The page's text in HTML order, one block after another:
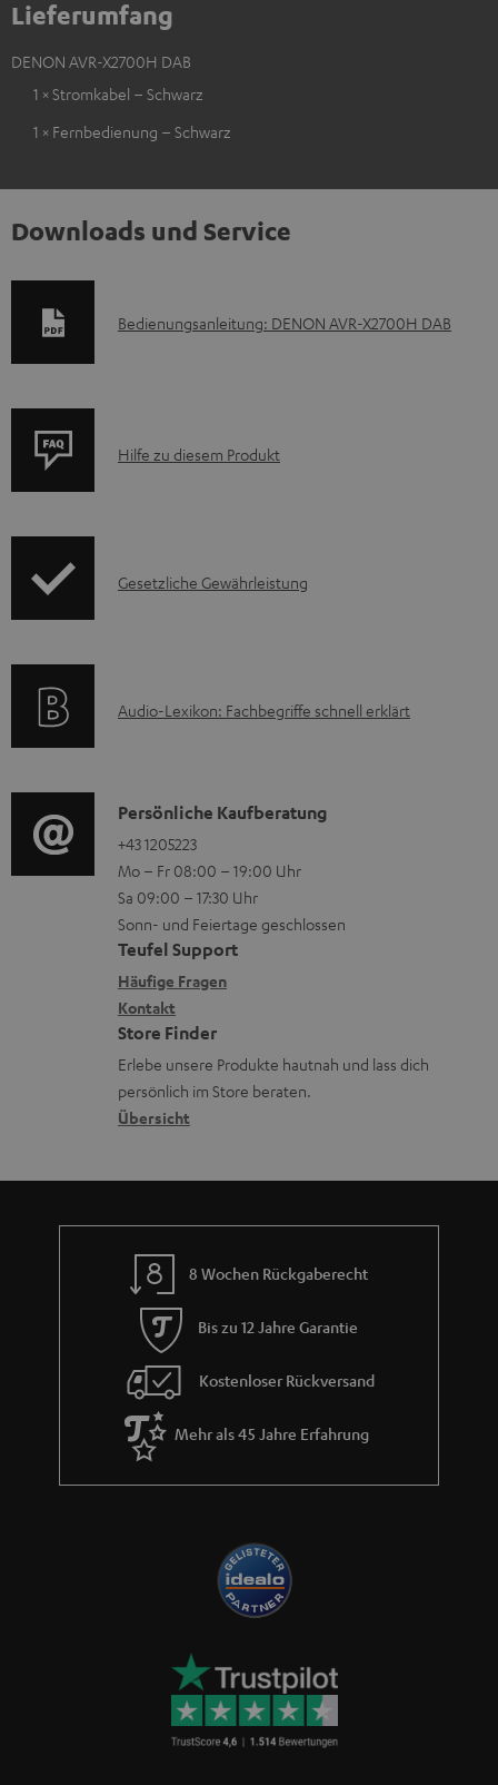
Lieferumfang
DENON AVR-X2700H DAB
1 × Stromkabel – Schwarz
1 × Fernbedienung – Schwarz
Downloads und Service
D
m
e
H
u
n
t
e
r
l
a
d
e
n
Bedienungsanleitung: DENON AVR-X2700H DAB
P
u
A
Hilfe zu diesem Produkt
I
r
t
i
o
n
e
n
z
u
r
G
r
a
Gesetzliche Gewährleistung
A
i
o
-
L
e
x
i
k
o
n
Audio-Lexikon: Fachbegriffe schnell erklärt
K
o
n
t
a
k
t
d
a
t
n
Persönliche Kaufberatung
+43 1205223
Mo – Fr 08:00 – 19:00 Uhr
Sa 09:00 – 17:30 Uhr
Sonn- und Feiertage geschlossen
Teufel Support
Häufige Fragen
Kontakt
Store Finder
Erlebe unsere Produkte hautnah und lass dich
persönlich im Store beraten.
Übersicht
8 Wochen Rückgaberecht
Bis zu 12 Jahre Garantie
Kostenloser Rückversand
Mehr als 45 Jahre Erfahrung